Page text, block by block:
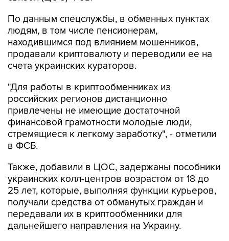
По данным спецслужбы, в обменных пунктах
людям, в том числе пенсионерам,
находившимся под влиянием мошенников,
продавали криптовалюту и переводили ее на
счета украинских кураторов.
"Для работы в криптообменниках из
российских регионов дистанционно
привлечены не имеющие достаточной
финансовой грамотности молодые люди,
стремящиеся к легкому заработку", - отметили
в ФСБ.
Также, добавили в ЦОС, задержаны пособники
украинских колл-центров возрастом от 18 до
25 лет, которые, выполняя функции курьеров,
получали средства от обманутых граждан и
передавали их в криптообменники для
дальнейшего направления на Украину.